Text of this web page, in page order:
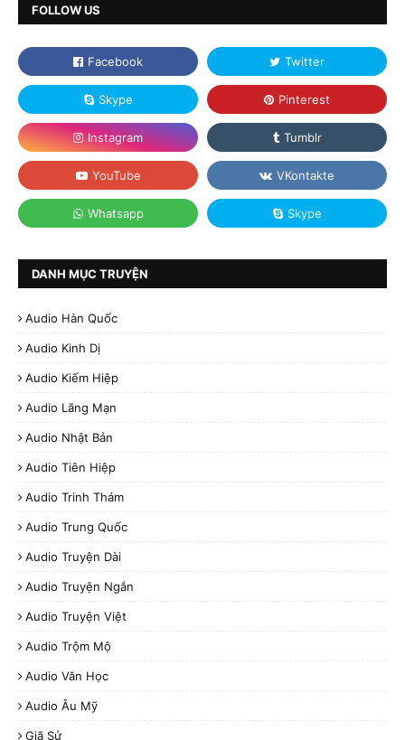
FOLLOW US
DANH MỤC TRUYỆN
Audio Hàn Quốc
Audio Kinh Dị
Audio Kiếm Hiệp
Audio Lãng Mạn
Audio Nhật Bản
Audio Tiên Hiệp
Audio Trinh Thám
Audio Trung Quốc
Audio Truyện Dài
Audio Truyện Ngắn
Audio Truyện Việt
Audio Trộm Mộ
Audio Văn Học
Audio Âu Mỹ
Giã Sử